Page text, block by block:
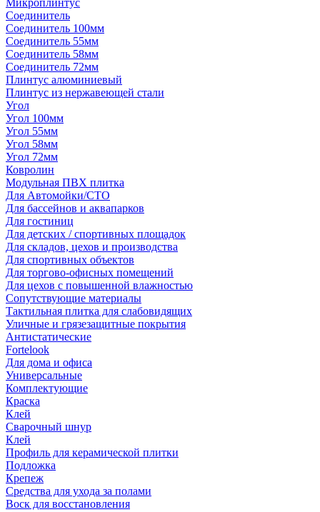
Микроплинтус
Соединитель
Соединитель 100мм
Соединитель 55мм
Соединитель 58мм
Соединитель 72мм
Плинтус алюминиевый
Плинтус из нержавеющей стали
Угол
Угол 100мм
Угол 55мм
Угол 58мм
Угол 72мм
Ковролин
Модульная ПВХ плитка
Для Автомойки/СТО
Для бассейнов и аквапарков
Для гостиниц
Для детских / спортивных площадок
Для складов, цехов и производства
Для спортивных объектов
Для торгово-офисных помещений
Для цехов с повышенной влажностью
Сопутствующие материалы
Тактильная плитка для слабовидящих
Уличные и грязезащитные покрытия
Антистатические
Fortelook
Для дома и офиса
Универсальные
Комплектующие
Краска
Клей
Сварочный шнур
Клей
Профиль для керамической плитки
Подложка
Крепеж
Средства для ухода за полами
Воск для восстановления